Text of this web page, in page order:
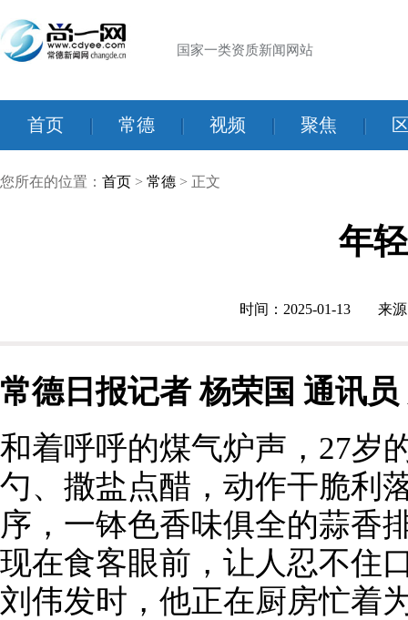
国家一类资质新闻网站
首页 | 常德 | 视频 | 聚焦 |
您所在的位置： 首页 > 常德 > 正文
年
时间：2025-01-13 来
常德日报记者 杨荣国 通讯
和着呼呼的煤气炉声，27岁
勺、撒盐点醋，动作干脆利
序，一钵色香味俱全的蒜香
现在食客眼前，让人忍不住
刘伟发时，他正在厨房忙着